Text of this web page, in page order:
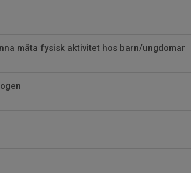
mäta fysisk aktivitet hos barn/ungdomar